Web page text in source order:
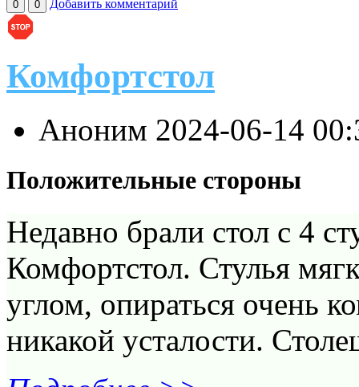
0 0 Добавить комментарий
Комфортстол
Аноним 2024-06-14
Положительные стороны
Недавно брали стол с 4
Комфортстол. Стулья
углом, опираться очень
никакой усталости.